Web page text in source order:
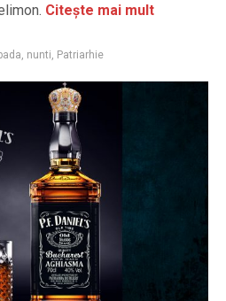
Citește mai mult
, nunti, Patriarhie